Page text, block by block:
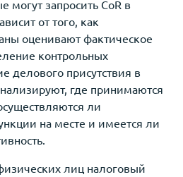
могут запросить CoR в
от того, как
оценивают фактическое
контрольных
делового присутствия в
где принимаются
ли
на месте и имеется ли
лиц налоговый